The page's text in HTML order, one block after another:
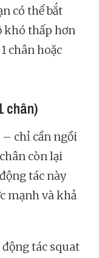
có thể bắt
khó thấp hơn
chân hoặc
chân)
chỉ cần ngồi
còn lại
tác này
mạnh và khả
tác squat